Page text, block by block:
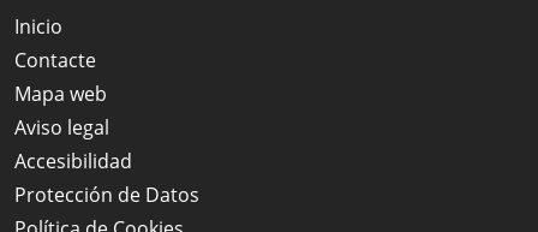
Inicio
Contacte
Mapa web
Aviso legal
Accesibilidad
Protección de Datos